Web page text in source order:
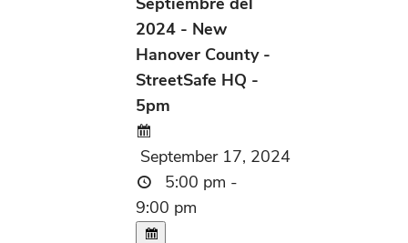
2024 - New
Hanover County -
StreetSafe HQ -
5pm
September 17, 2024
5:00 pm -
9:00 pm